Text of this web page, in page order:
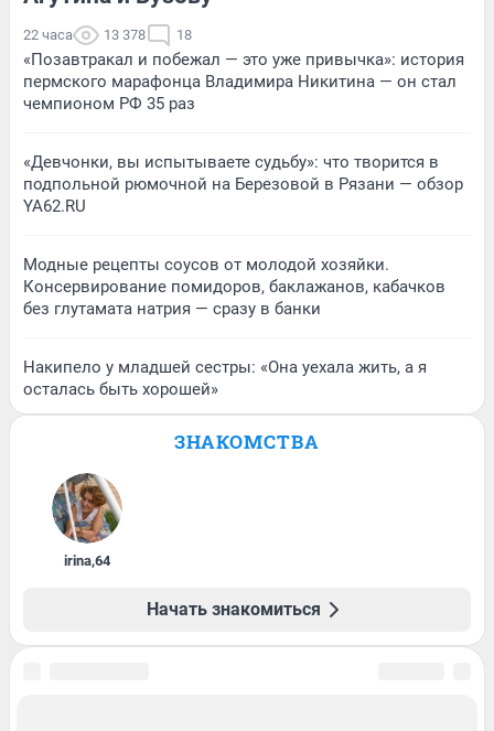
22 часа 13 378 18
«Позавтракал и побежал — это уже привычка»: история
пермского марафонца Владимира Никитина — он стал
чемпионом РФ 35 раз
«Девчонки, вы испытываете судьбу»: что творится в
подпольной рюмочной на Березовой в Рязани — обзор
YA62.RU
Модные рецепты соусов от молодой хозяйки.
Консервирование помидоров, баклажанов, кабачков
без глутамата натрия — сразу в банки
Накипело у младшей сестры: «Она уехала жить, а я
осталась быть хорошей»
ЗНАКОМСТВА
irina,64
Начать знакомиться